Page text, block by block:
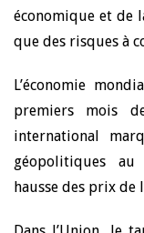
économique et de
que des risques à
L’économie
premiers mois
international
géopolitiques au
hausse des prix de